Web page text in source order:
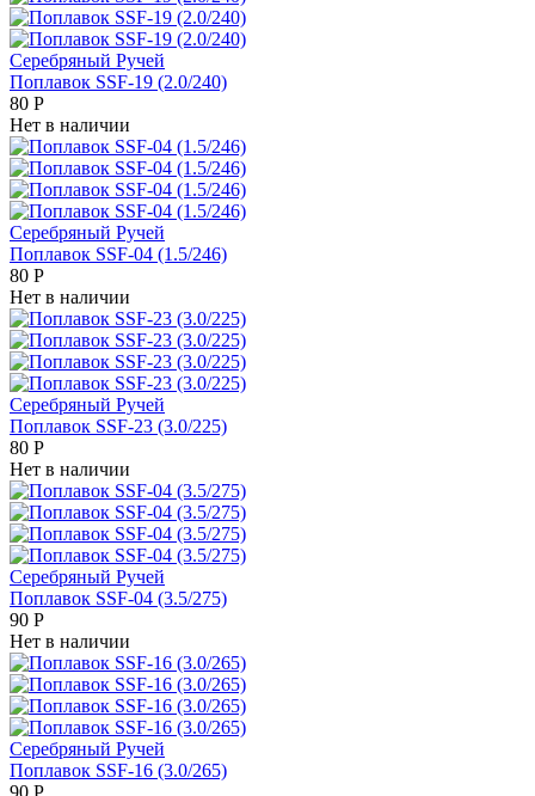
Серебряный Ручей
Поплавок SSF-19 (2.0/240)
80 Р
Нет в наличии
Серебряный Ручей
Поплавок SSF-04 (1.5/246)
80 Р
Нет в наличии
Серебряный Ручей
Поплавок SSF-23 (3.0/225)
80 Р
Нет в наличии
Серебряный Ручей
Поплавок SSF-04 (3.5/275)
90 Р
Нет в наличии
Серебряный Ручей
Поплавок SSF-16 (3.0/265)
90 Р